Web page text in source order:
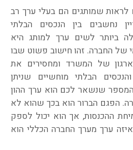
לראות שמותגים הם בעלי ערך רב
נחשבים בין הנכסים הבלתי
ביותר לשים ערך למותג היא
של החברה. זהו חישוב פשוט שבו
של המשרד ומחסירים את
הבלתי מוחשיים שניתן
שנשאר לכם הוא ערך ההון
הפגם הברור הוא בכך שהוא לא
ההכנסות, אך הוא יכול לספק
ערך מערך החברה הכללי הוא